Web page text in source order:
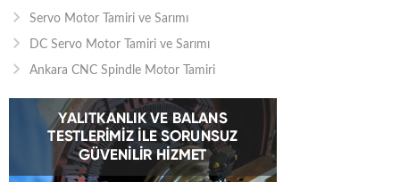
Servo Motor Tamiri ve Sarımı
DC Servo Motor Tamiri ve Sarımı
Ankara CNC Spindle Motor Tamiri